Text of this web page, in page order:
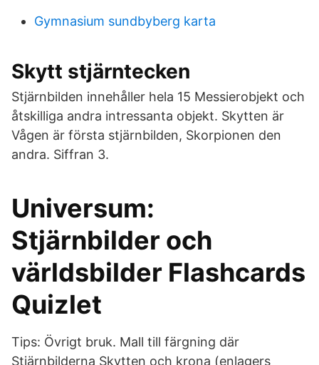
Gymnasium sundbyberg karta
Skytt stjärntecken
Stjärnbilden innehåller hela 15 Messierobjekt och
åtskilliga andra intressanta objekt. Skytten är
Vågen är första stjärnbilden, Skorpionen den
andra. Siffran 3.
Universum:
Stjärnbilder och
världsbilder Flashcards
Quizlet
Tips: Övrigt bruk. Mall till färgning där
Stjärnbilderna Skytten och krona (enlagers